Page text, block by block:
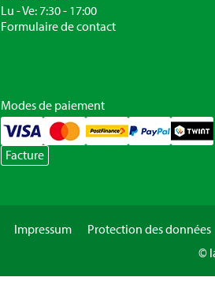
Lu - Ve: 7:30 - 17:00
Formulaire de contact
Modes de paiement
Facture
Impressum Protection des données
©